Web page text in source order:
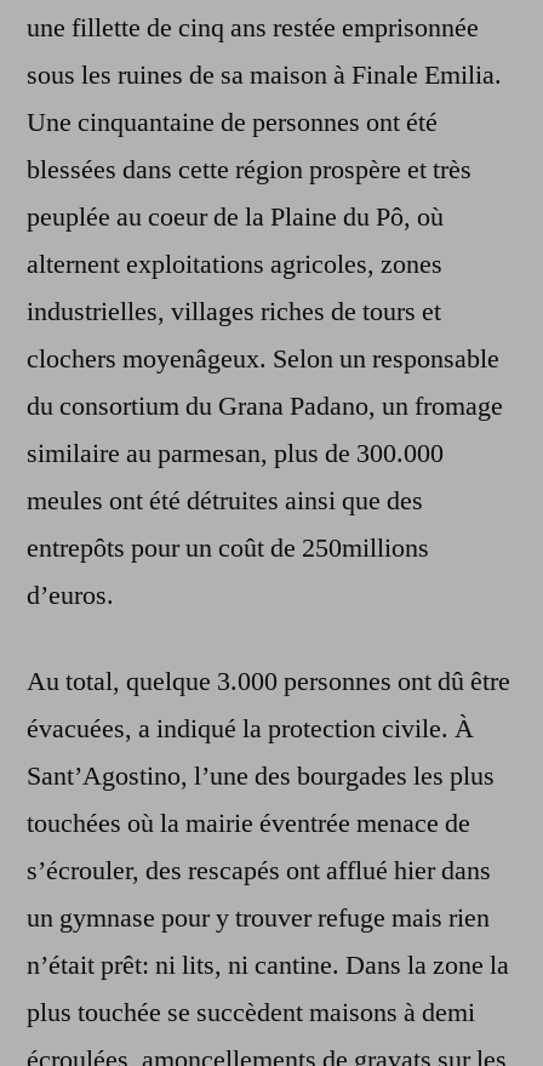
une fillette de cinq ans restée emprisonnée
sous les ruines de sa maison à Finale Emilia.
Une cinquantaine de personnes ont été
blessées dans cette région prospère et très
peuplée au coeur de la Plaine du Pô, où
alternent exploitations agricoles, zones
industrielles, villages riches de tours et
clochers moyenâgeux. Selon un responsable
du consortium du Grana Padano, un fromage
similaire au parmesan, plus de 300.000
meules ont été détruites ainsi que des
entrepôts pour un coût de 250millions
d’euros.
Au total, quelque 3.000 personnes ont dû être
évacuées, a indiqué la protection civile. À
Sant’Agostino, l’une des bourgades les plus
touchées où la mairie éventrée menace de
s’écrouler, des rescapés ont afflué hier dans
un gymnase pour y trouver refuge mais rien
n’était prêt: ni lits, ni cantine. Dans la zone la
plus touchée se succèdent maisons à demi